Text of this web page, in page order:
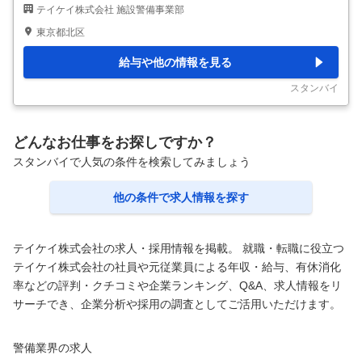
り など 立ちっぱなし・座りっぱなしではないのでご安心ください。
研修があるので未経験の方でも安心です。 慣れないうちはビルの構
す。 いきなり1名勤務はございません。 勤務地は一例で、一都三県に
色々な勤務地があります。 各線沿いからあなたのご自宅の近くま
で、お気軽にご相談ください。 ▽勤務地例 東京都・神奈川県・千葉
県・埼玉県など →特に新宿区・…
テイケイ株式会社 施設警備事業部
東京都北区
給与や他の情報を見る
スタンバイ
どんなお仕事をお探しですか？
スタンバイで人気の条件を検索してみましょう
他の条件で求人情報を探す
テイケイ株式会社の求人・採用情報を掲載。 就職・転職に役立つ
テイケイ株式会社の社員や元従業員による年収・給与、有休消化
率などの評判・クチコミや企業ランキング、Q&A、求人情報をリ
サーチでき、企業分析や採用の調査としてご活用いただけます。
警備業界の求人